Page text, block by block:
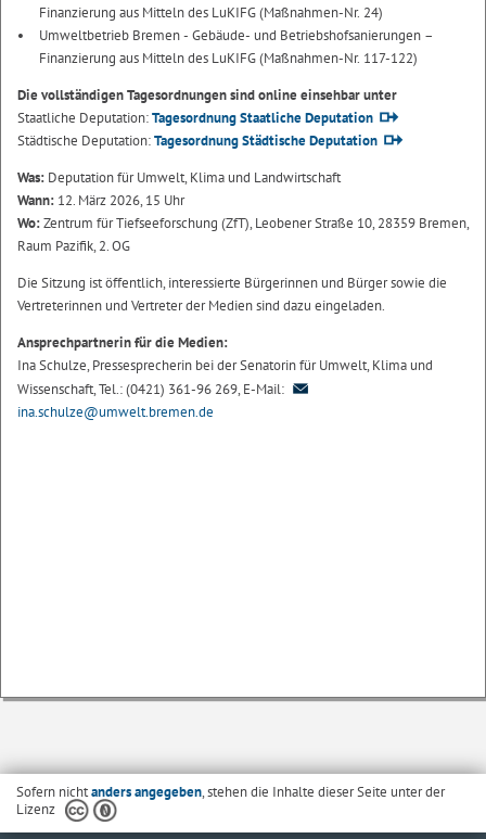
Finanzierung aus Mitteln des LuKIFG (Maßnahmen-Nr. 24)
Umweltbetrieb Bremen - Gebäude- und Betriebshofsanierungen –
Finanzierung aus Mitteln des LuKIFG (Maßnahmen-Nr. 117-122)
Die vollständigen Tagesordnungen sind online einsehbar unter
Staatliche Deputation:Tagesordnung Staatliche Deputation
Städtische Deputation:Tagesordnung Städtische Deputation
Was: Deputation für Umwelt, Klima und Landwirtschaft
Wann: 12. März 2026, 15 Uhr
Wo:Zentrum für Tiefseeforschung (ZfT), Leobener Straße 10, 28359 Bremen,
Raum Pazifik, 2. OG
Die Sitzung ist öffentlich, interessierte Bürgerinnen und Bürger sowie die
Vertreterinnen und Vertreter der Medien sind dazu eingeladen.
Ansprechpartnerin für die Medien:
Ina Schulze, Pressesprecherin bei der Senatorin für Umwelt, Klima und
Wissenschaft, Tel.: (0421) 361-96 269, E-Mail:
ina.schulze@umwelt.bremen.de
Sofern nichtanders angegeben, stehen die Inhalte dieser Seite unter der
Lizenz